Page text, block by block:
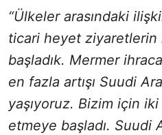
“Ülkeler arasındaki
ticari heyet ziyaretlerin
başladık. Mermer
en fazla artışı Suudi
yaşıyoruz. Bizim için
etmeye başladı. Suudi